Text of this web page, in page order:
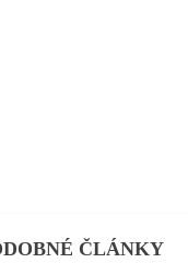
ČLÁNKY